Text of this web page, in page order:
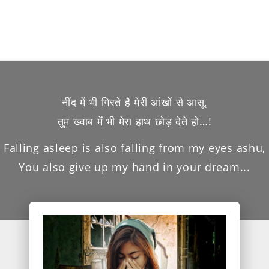
नींद में भी गिरते है मेरी आंखों से आसू,
तुम ख्वाब में भी मेरा हाथ छोड़ देते हो…!
Falling asleep is also falling from my eyes ashu,
You also give up my hand in your dream...